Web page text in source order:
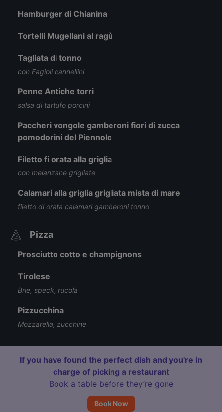
Hamburger di Chianina
Tortelli Mugellani al ragù
Tagliata di tonno
con Fagioli cannellini
Penne Antiche torri
salsa di tartufo porcini
Paccheri vongole gamberoni fiori di zucca
pomodorini del Piennolo
Filetto fi orata alla griglia
con melanzane grigliate
Calamari alla griglia grigliata mista di mare
filetto di orata calamari gamberoni tonno
Pizza
Prosciutto cotto e champignons
Tirolese
Brie, speck, rucola
Pizzucchina
Mozzarella, zucchine
If you have found the perfect dish and you're in
charge of picking a restaurant
Book a table before they’re gone
Book Now